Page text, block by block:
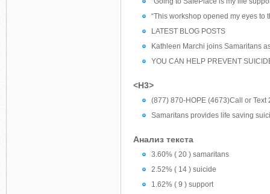
“This workshop opened my eyes
LATEST BLOG POSTS
Kathleen Marchi joins Samaritans
YOU CAN HELP PREVENT
<H3>
(877) 870-HOPE (4673)Call or
Samaritans provides life saving
Анализ текста
3.60% ( 20 ) samaritans
2.52% ( 14 ) suicide
1.62% ( 9 ) support